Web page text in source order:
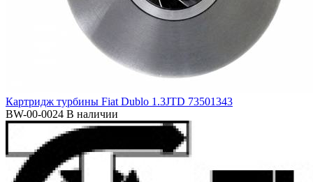
Картридж турбины Fiat Dublo 1.3JTD 73501343
BW-00-0024 В наличии